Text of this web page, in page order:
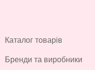
Каталог товарів
Бренди та виробники